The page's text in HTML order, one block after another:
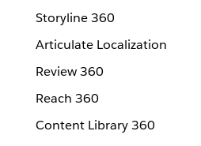
Storyline 360
Articulate Localization
Review 360
Reach 360
Content Library 360